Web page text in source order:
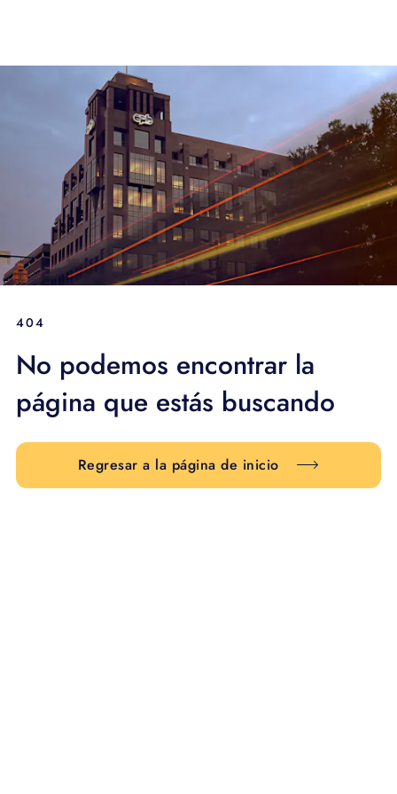
404
No podemos encontrar la
página que estás buscando
Regresar a la página de inicio